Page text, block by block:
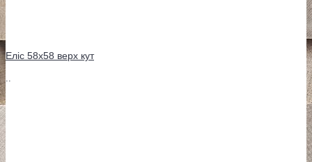
Еліс 58х58 верх кут